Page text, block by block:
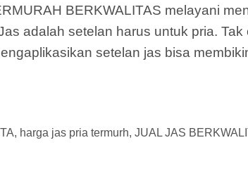
BERKWALITAS melayani
adalah setelan harus untuk pria.
setelan jas bisa
, harga jas pria termurh, JUAL JAS